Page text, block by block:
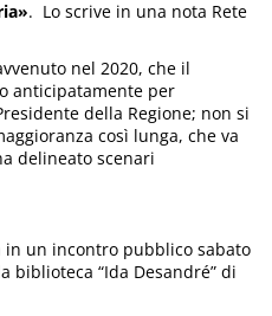
. Lo scrive in una nota Rete
nel 2020, che il
anticipatamente per
della Regione; non si
così lunga, che va
delineato scenari
in un incontro pubblico sabato
biblioteca “Ida Desandré” di